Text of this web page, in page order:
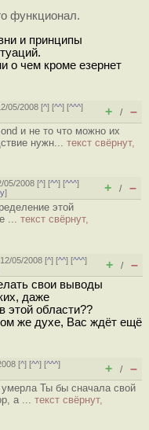
функционал.
и принципы
о чем кроме езернет
05/2008 [^] [^^] [^^^]
+ / –
и не то что можно их
нужн... текст свёрнут,
05/2008 [^] [^^] [^^^]
] + / –
этой
... текст свёрнут,
05/2008 [^] [^^] [^^^]
+ / –
свои выводы
даже
этой области??
же духе, Вас ждёт ещё
[^] [^^] [^^^]
+ / –
Ты бы сначала свой
а ... текст свёрнут,